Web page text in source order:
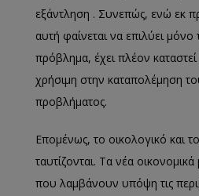
εξάντληση . Συνεπώς, ενώ εκ
αυτή φαίνεται να επιλύει μόνο
πρόβλημα, έχει πλέον καταστεί
χρήσιμη στην καταπολέμηση
προβλήματος.
Επομένως, το οικολογικό και
ταυτίζονται. Τα νέα
που λαμβάνουν υπόψη τις